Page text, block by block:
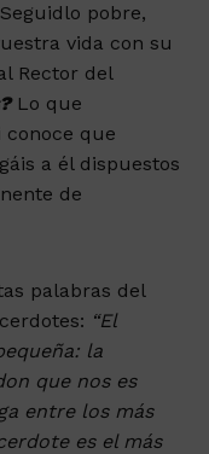
pobre,
vida con su
Rector del
Lo que
que
a él dispuestos
de
palabras del
“El
la
que nos es
entre los más
es el más